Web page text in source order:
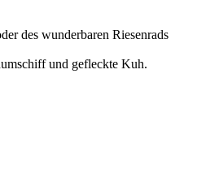
des wunderbaren Riesenrads
und gefleckte Kuh.